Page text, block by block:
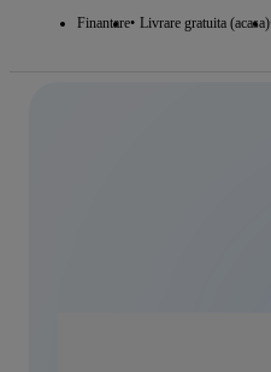
Finantare Livrare gratuita (acasa)